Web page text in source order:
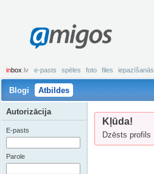
amigos
inbox .lv e-pasts spēles foto files iepazīšanās
Blogi Atbildes
Kļūda!
Dzēsts profils
Autorizācija
E-pasts
Parole